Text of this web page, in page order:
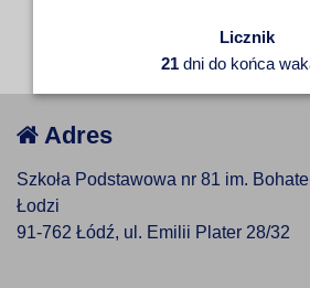
Licznik
21 dni do końca
Adres
Szkoła Podstawowa nr 81 im.
Łodzi
91-762 Łódź, ul. Emilii Plater 28/32